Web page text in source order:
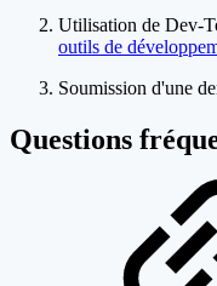
Utilisation de Dev-
outils de
Soumission d'une
Questions